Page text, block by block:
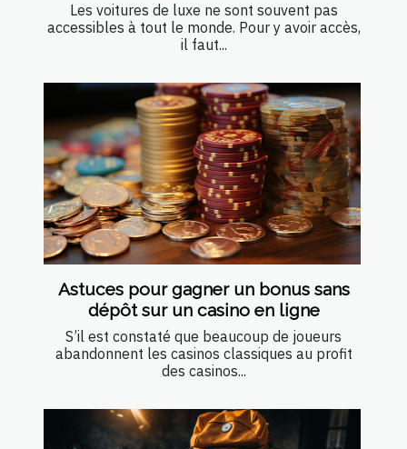
Les voitures de luxe ne sont souvent pas
accessibles à tout le monde. Pour y avoir accès,
il faut...
Astuces pour gagner un bonus sans
dépôt sur un casino en ligne
S’il est constaté que beaucoup de joueurs
abandonnent les casinos classiques au profit
des casinos...